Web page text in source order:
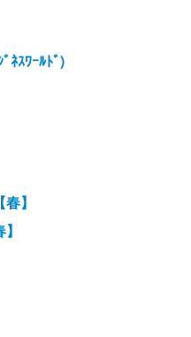
ﾈｽﾜｰﾙﾄﾞ)
】